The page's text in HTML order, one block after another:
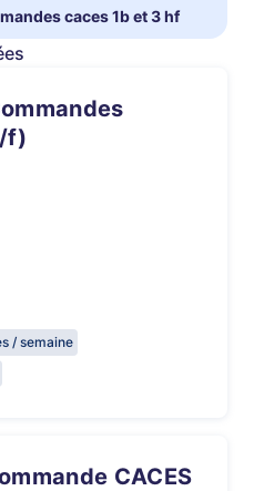
caces 1b et 3 hf
f)
/ semaine